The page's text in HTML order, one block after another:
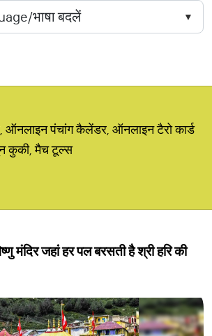
पंचांग कैलेंडर, ऑनलाइन टैरो कार्ड
कुकी, मैच टूल्स
मंदिर जहां हर पल बरसती है श्री हरि की